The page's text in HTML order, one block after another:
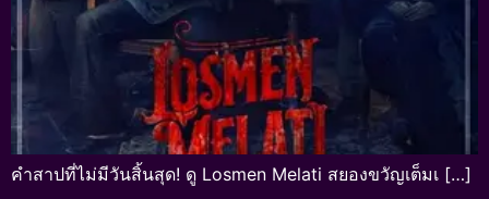
คำสาปที่ไม่มีวันสิ้นสุด! ดู Losmen Melati สยองขวัญเต็มเ […]